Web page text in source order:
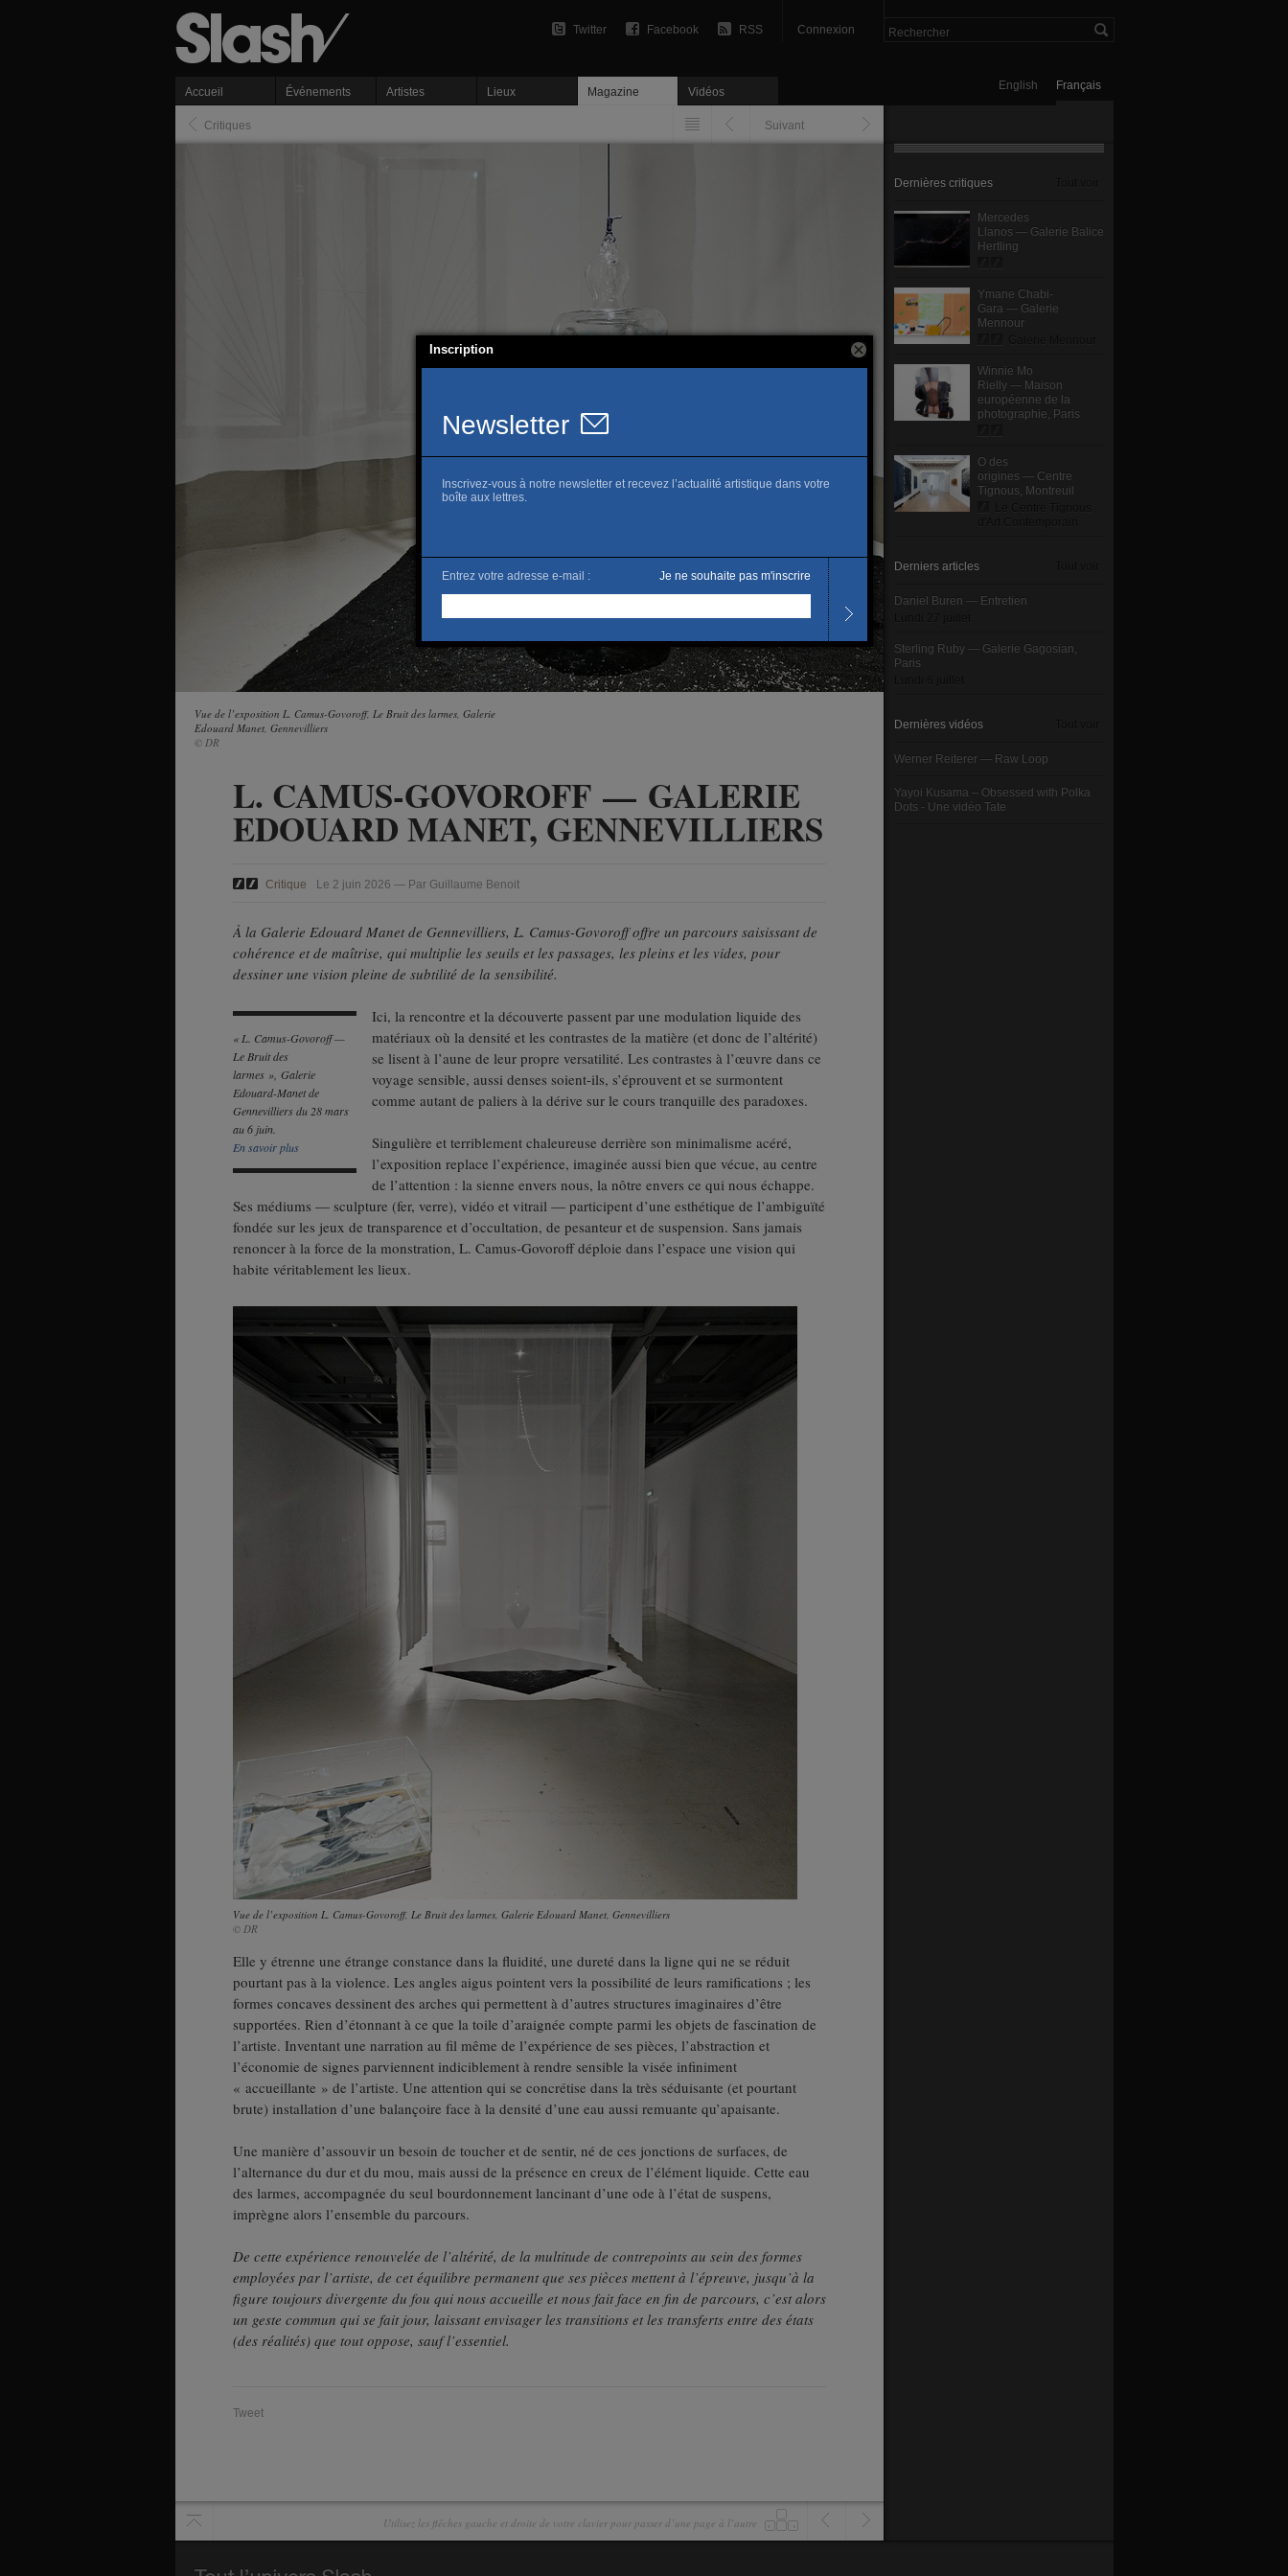
Connexion
RSS
Facebook
Twitter
Français
English
Accueil Événements Artistes Lieux Magazine Vidéos
Suivant
Critiques
Vue de l’exposition L. Camus-Govoroff, Le Bruit des larmes, Galerie
Edouard Manet, Gennevilliers
© DR
L. CAMUS-GOVOROFF — GALERIE
EDOUARD MANET, GENNEVILLIERS
Critique Le 2 juin 2026 — Par Guillaume Benoit
À la Galerie Edouard Manet de Gennevilliers, L. Camus-Govoroff offre un parcours saisissant de
cohérence et de maîtrise, qui multiplie les seuils et les passages, les pleins et les vides, pour
dessiner une vision pleine de subtilité de la sensibilité.
« L. Camus-Govoroff —
Le Bruit des
larmes », Galerie
Edouard-Manet de
Gennevilliers du 28 mars
au 6 juin.
En savoir plus
Ici, la rencontre et la découverte passent par une modulation liquide des
matériaux où la densité et les contrastes de la matière (et donc de l’altérité)
se lisent à l’aune de leur propre versatilité. Les contrastes à l’œuvre dans ce
voyage sensible, aussi denses soient-ils, s’éprouvent et se surmontent
comme autant de paliers à la dérive sur le cours tranquille des paradoxes.
Singulière et terriblement chaleureuse derrière son minimalisme acéré,
l’exposition replace l’expérience, imaginée aussi bien que vécue, au centre
de l’attention : la sienne envers nous, la nôtre envers ce qui nous échappe.
Ses médiums — sculpture (fer, verre), vidéo et vitrail — participent d’une esthétique de l’ambiguïté
fondée sur les jeux de transparence et d’occultation, de pesanteur et de suspension. Sans jamais
renoncer à la force de la monstration, L. Camus-Govoroff déploie dans l’espace une vision qui
habite véritablement les lieux.
Vue de l’exposition L. Camus-Govoroff, Le Bruit des larmes, Galerie Edouard Manet, Gennevilliers
© DR
Elle y étrenne une étrange constance dans la fluidité, une dureté dans la ligne qui ne se réduit
pourtant pas à la violence. Les angles aigus pointent vers la possibilité de leurs ramifications ; les
formes concaves dessinent des arches qui permettent à d’autres structures imaginaires d’être
supportées. Rien d’étonnant à ce que la toile d’araignée compte parmi les objets de fascination de
l’artiste. Inventant une narration au fil même de l’expérience de ses pièces, l’abstraction et
l’économie de signes parviennent indiciblement à rendre sensible la visée infiniment
« accueillante » de l’artiste. Une attention qui se concrétise dans la très séduisante (et pourtant
brute) installation d’une balançoire face à la densité d’une eau aussi remuante qu’apaisante.
Une manière d’assouvir un besoin de toucher et de sentir, né de ces jonctions de surfaces, de
l’alternance du dur et du mou, mais aussi de la présence en creux de l’élément liquide. Cette eau
des larmes, accompagnée du seul bourdonnement lancinant d’une ode à l’état de suspens,
imprègne alors l’ensemble du parcours.
De cette expérience renouvelée de l’altérité, de la multitude de contrepoints au sein des formes
employées par l’artiste, de cet équilibre permanent que ses pièces mettent à l’épreuve, jusqu’à la
figure toujours divergente du fou qui nous accueille et nous fait face en fin de parcours, c’est alors
un geste commun qui se fait jour, laissant envisager les transitions et les transferts entre des états
(des réalités) que tout oppose, sauf l’essentiel.
Tweet
Utilisez les flêches gauche et droite de votre clavier pour passer d’une page à l’autre
Dernières critiques Tout voir
Mercedes
Llanos — Galerie Balice
Hertling
Ymane Chabi-
Gara — Galerie
Mennour
Galerie Mennour
Winnie Mo
Rielly — Maison
européenne de la
photographie, Paris
O des
origines — Centre
Tignous, Montreuil
Le Centre Tignous
d'Art Contemporain
Derniers articles Tout voir
Daniel Buren — Entretien
Lundi 27 juillet
Sterling Ruby — Galerie Gagosian,
Paris
Lundi 6 juillet
Dernières vidéos Tout voir
Werner Reiterer — Raw Loop
Yayoi Kusama – Obsessed with Polka
Dots - Une vidéo Tate
Inscription